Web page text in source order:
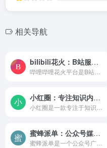
相关导航
bilibili花火：B站服务于UP主和品牌主的官方商业合作平台
哔哩哔哩花火平台是B站服务于UP主和品牌主的官方商业合作平台。面向全行业开放，助力品牌批量触达、筛选、匹配意向合作UP主。安全高效的全链路线上化交易，为UP主和品牌主保驾护航。
小红圈：专注知识内容变现的社群运营管理工具
小红圈是一款专注于知识内容付费变现的付费社群管理平台，可基于微信公众号、小程序、App等平台为行业领域大V、内容创作者们提供参与交流的社群变现管理工具，搭建专属的知识付费...
蜜蜂派单：公众号媒体主的广告接单神器
蜜蜂派单是一个公众号广告服务平台，主要为微信公众号媒体主提供接单服务。媒体主可以在该平台上接受广告任务，发布广告内容，并通过此方式实现变现。